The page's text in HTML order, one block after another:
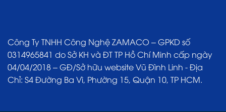
Công Ty TNHH Công Nghệ ZAMACO – GPKD số
0314965841 do Sở KH và ĐT TP Hồ Chí Minh cấp ngày
04/04/2018 – GĐ/Sở hữu website Vũ Đình Linh - Địa
Chỉ: S4 Đường Ba Vì, Phường 15, Quận 10, TP HCM.